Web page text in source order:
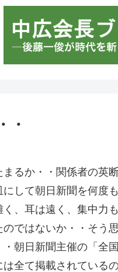
・
るか・・関係者の英
して朝日新聞を何度も
、耳は遠く、集中力も
ではないか・・そう
朝日新聞主催の「全
全て掲載されている